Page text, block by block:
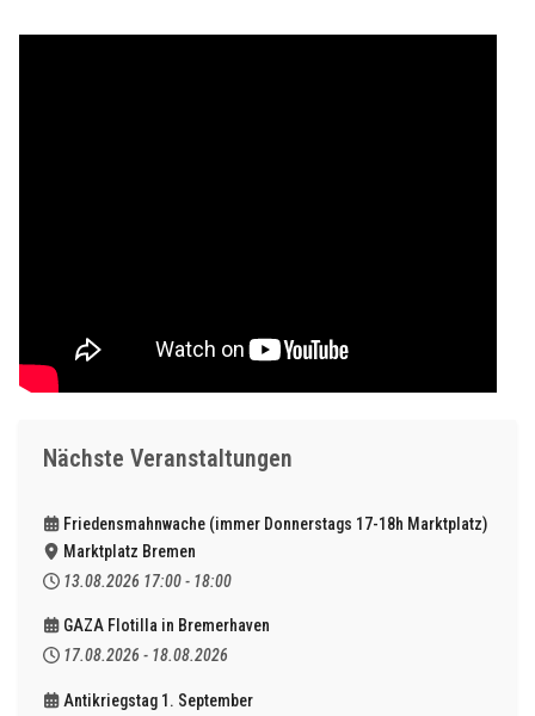
Nächste Veranstaltungen
Friedensmahnwache (immer Donnerstags 17-18h Marktplatz)
Marktplatz Bremen
13.08.2026 17:00 - 18:00
GAZA Flotilla in Bremerhaven
17.08.2026 - 18.08.2026
Antikriegstag 1. September